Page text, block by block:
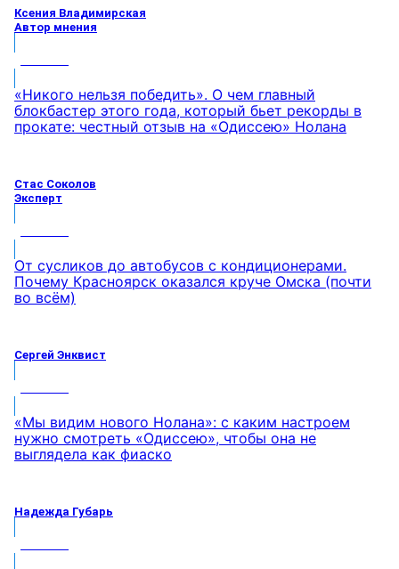
Ксения Владимирская
Автор мнения
«Никого нельзя победить». О чем главный
блокбастер этого года, который бьет рекорды в
прокате: честный отзыв на «Одиссею» Нолана
Стас Соколов
Эксперт
От сусликов до автобусов с кондиционерами.
Почему Красноярск оказался круче Омска (почти
во всём)
Сергей Энквист
«Мы видим нового Нолана»: с каким настроем
нужно смотреть «Одиссею», чтобы она не
выглядела как фиаско
Надежда Губарь